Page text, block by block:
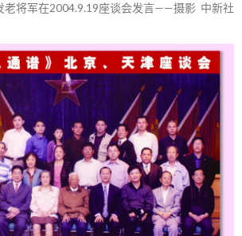
老将军在2004.9.19座谈会发言——摄影 中新社